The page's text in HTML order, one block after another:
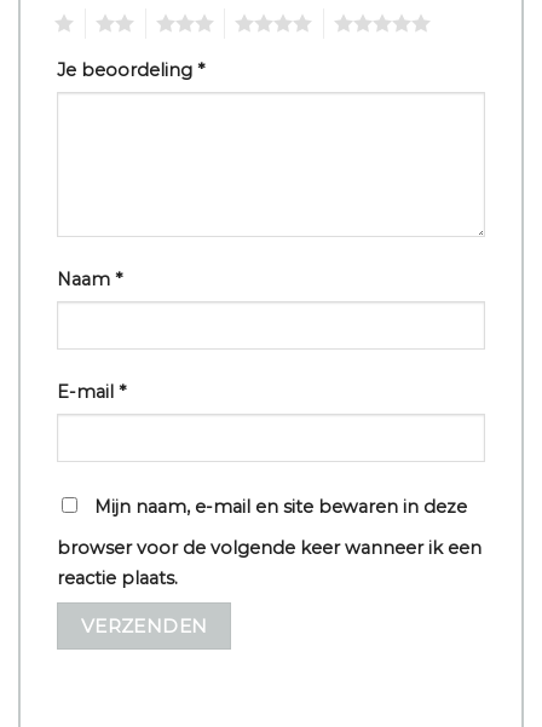
Je beoordeling *
Naam *
E-mail *
Mijn naam, e-mail en site bewaren in deze
browser voor de volgende keer wanneer ik een
reactie plaats.